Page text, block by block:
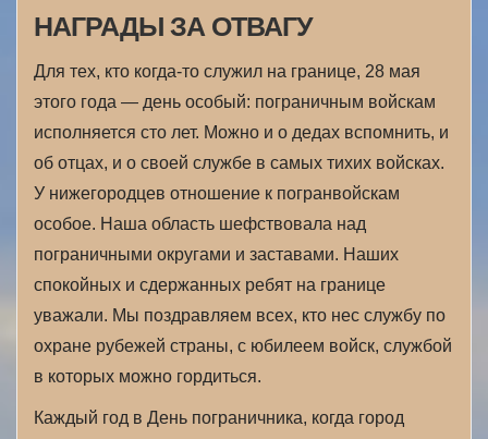
НАГРАДЫ ЗА ОТВАГУ
Для тех, кто когда-то служил на границе, 28 мая
этого года — день особый: пограничным войскам
исполняется сто лет. Можно и о дедах вспомнить, и
об отцах, и о своей службе в самых тихих войсках.
У нижегородцев отношение к погранвойскам
особое. Наша область шефствовала над
пограничными округами и заставами. Наших
спокойных и сдержанных ребят на границе
уважали. Мы поздравляем всех, кто нес службу по
охране рубежей страны, с юбилеем войск, службой
в которых можно гордиться.
Каждый год в День пограничника, когда город